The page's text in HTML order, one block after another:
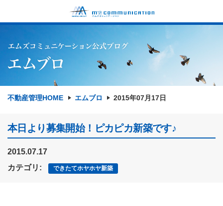
不動産管理HOME エムブロ 2015年07月17日
本日より募集開始！ピカピカ新築です♪
2015.07.17
カテゴリ:
できたてホヤホヤ新築